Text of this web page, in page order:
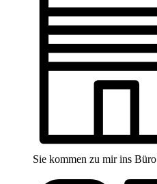
Sie kommen zu mir ins Büro